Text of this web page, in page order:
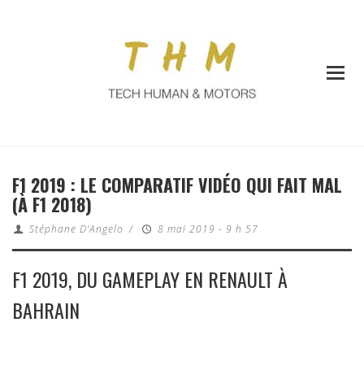
F1 2019 : LE COMPARATIF VIDÉO QUI FAIT MAL
(À F1 2018)
Stéphane D'Angelo / 8 mai 2019 - 9 h 57
F1 2019, DU GAMEPLAY EN RENAULT À
BAHRAIN